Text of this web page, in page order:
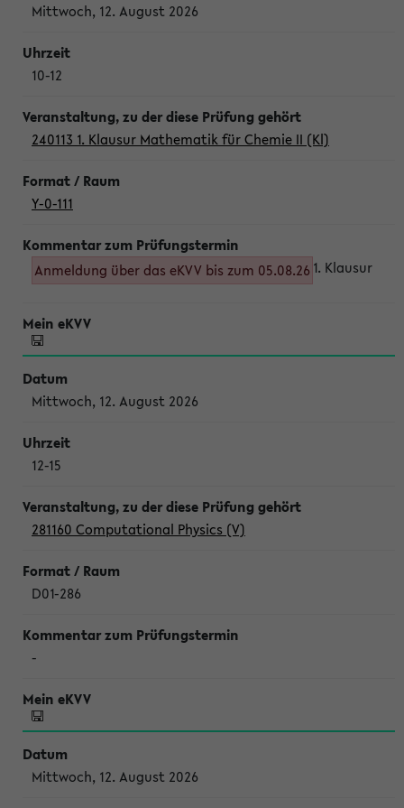
Mittwoch, 12. August 2026
10-12
240113 1. Klausur Mathematik für Chemie II (Kl)
Y-0-111
Anmeldung über das eKVV bis zum 05.08.26 1. Klausur
Mittwoch, 12. August 2026
12-15
281160 Computational Physics (V)
D01-286
-
Mittwoch, 12. August 2026